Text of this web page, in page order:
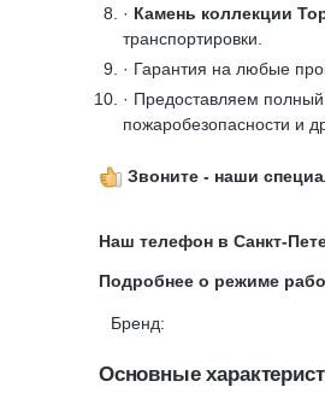
· Камень коллекции
транспортировки.
· Гарантия на любые
· Предоставляем
пожаробезопасности и
Звоните - наши
Наш телефон в Санкт-
Подробнее о режиме
Бренд:
Основные